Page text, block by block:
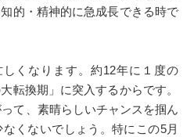
的・精神的に急成長できる時で
くなります。約12年に１度の
転換期」に突入するからです。
て、素晴らしいチャンスを掴ん
くないでしょう。特にこの5月